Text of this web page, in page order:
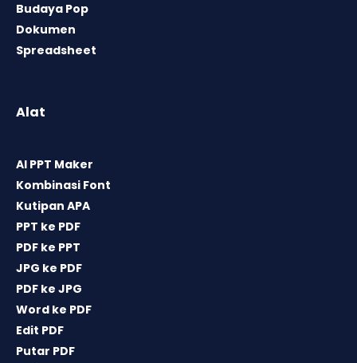
Budaya Pop
Dokumen
Spreadsheet
Alat
AI PPT Maker
Kombinasi Font
Kutipan APA
PPT ke PDF
PDF ke PPT
JPG ke PDF
PDF ke JPG
Word ke PDF
Edit PDF
Putar PDF